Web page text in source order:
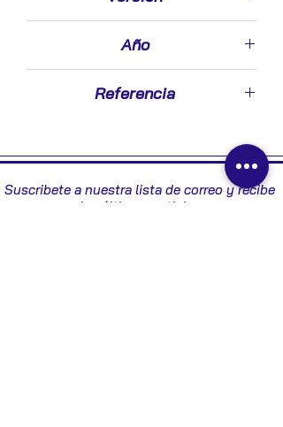
Año
Referencia
Suscribete a nuestra lista de correo y recibe
las últimas noticias